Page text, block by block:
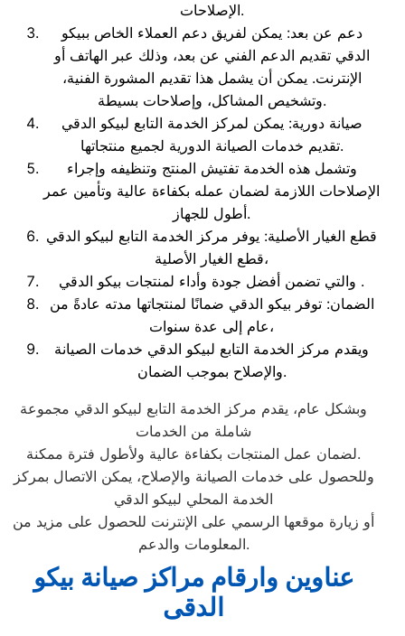
الإصلاحات.
دعم عن بعد: يمكن لفريق دعم العملاء الخاص ببيكو
الدقي تقديم الدعم الفني عن بعد، وذلك عبر الهاتف أو
الإنترنت. يمكن أن يشمل هذا تقديم المشورة الفنية،
وتشخيص المشاكل، وإصلاحات بسيطة.
صيانة دورية: يمكن لمركز الخدمة التابع لبيكو الدقي
تقديم خدمات الصيانة الدورية لجميع منتجاتها.
وتشمل هذه الخدمة تفتيش المنتج وتنظيفه وإجراء
الإصلاحات اللازمة لضمان عمله بكفاءة عالية وتأمين عمر
أطول للجهاز.
قطع الغيار الأصلية: يوفر مركز الخدمة التابع لبيكو الدقي
قطع الغيار الأصلية،
والتي تضمن أفضل جودة وأداء لمنتجات بيكو الدقي .
الضمان: توفر بيكو الدقي ضمانًا لمنتجاتها مدته عادةً من
عام إلى عدة سنوات،
ويقدم مركز الخدمة التابع لبيكو الدقي خدمات الصيانة
والإصلاح بموجب الضمان.
وبشكل عام، يقدم مركز الخدمة التابع لبيكو الدقي مجموعة
شاملة من الخدمات
لضمان عمل المنتجات بكفاءة عالية ولأطول فترة ممكنة.
وللحصول على خدمات الصيانة والإصلاح، يمكن الاتصال بمركز
الخدمة المحلي لبيكو الدقي
أو زيارة موقعها الرسمي على الإنترنت للحصول على مزيد من
المعلومات والدعم.
عناوين وارقام مراكز صيانة بيكو
الدقى